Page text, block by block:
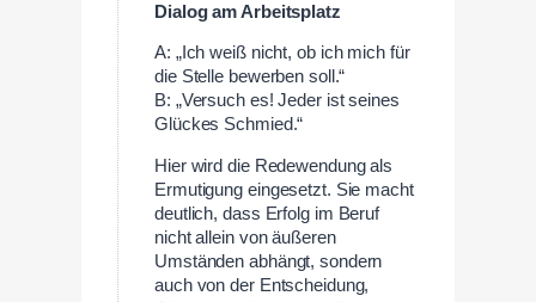
Dialog am Arbeitsplatz
A: „Ich weiß nicht, ob ich mich für
die Stelle bewerben soll.“
B: „Versuch es! Jeder ist seines
Glückes Schmied.“
Hier wird die Redewendung als
Ermutigung eingesetzt. Sie macht
deutlich, dass Erfolg im Beruf
nicht allein von äußeren
Umständen abhängt, sondern
auch von der Entscheidung,